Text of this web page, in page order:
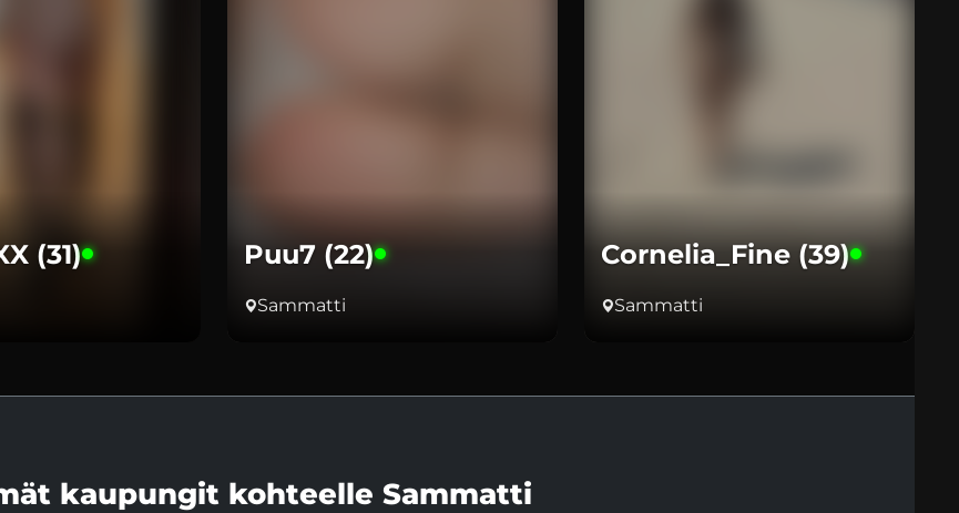
(31) Puu7 (22)
Sammatti
Cornelia_Fine (39)
Sammatti
kaupungit kohteelle Sammatti